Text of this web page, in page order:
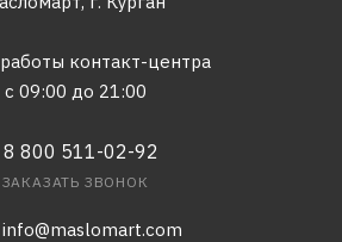
контакт-центра
с 09:00 до 21:00
8 800 511-02-92
ЗАКАЗАТЬ ЗВОНОК
info@maslomart.com